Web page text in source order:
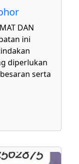
DAN
ini
diperlukan
serta